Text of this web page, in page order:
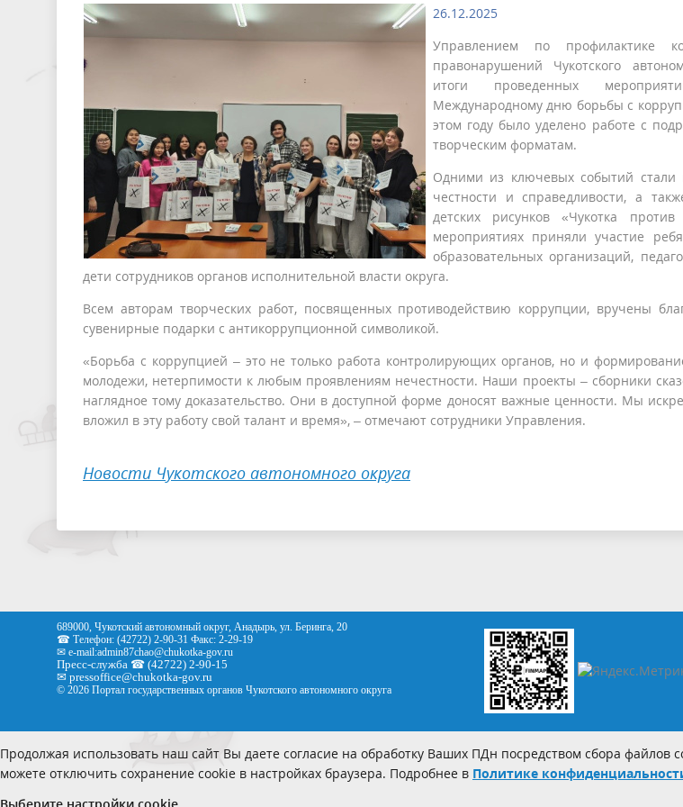
26.12.2025
Управлением по профилактике
правонарушений Чукотского
итоги проведенных
Международному дню борьбы с
этом году было уделено работе с
творческим форматам.
Одними из ключевых событий
честности и справедливости, а
детских рисунков «Чукотка
мероприятиях приняли участие
образовательных организаций,
дети сотрудников органов исполнительной власти округа.
Всем авторам творческих работ, посвященных противодействию коррупции, вручены
сувенирные подарки с антикоррупционной символикой.
«Борьба с коррупцией – это не только работа контролирующих органов, но и
молодежи, нетерпимости к любым проявлениям нечестности. Наши проекты – сборники
наглядное тому доказательство. Они в доступной форме доносят важные ценности. Мы
вложил в эту работу свой талант и время», – отмечают сотрудники Управления.
Новости Чукотского автономного округа
689000, Чукотский автономный округ, Анадырь, ул. Беринга, 20
☎ Телефон: (42722) 2-90-31 Факс: 2-29-19
✉ e-mail:admin87chao@chukotka-gov.ru
Пресс-служба ☎ (42722) 2-90-15
✉ pressoffice@chukotka-gov.ru
© 2026 Портал государственных органов Чукотского автономного округа
Продолжая использовать наш сайт Вы даете согласие на обработку Ваших ПДн посредством сбора
можете отключить сохранение cookie в настройках браузера. Подробнее в Политике